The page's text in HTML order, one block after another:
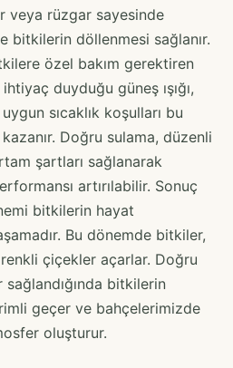
veya rüzgar sayesinde
bitkilerin döllenmesi sağlanır.
özel bakım gerektiren
duyduğu güneş ışığı,
sıcaklık koşulları bu
Doğru sulama, düzenli
şartları sağlanarak
artırılabilir. Sonuç
bitkilerin hayat
Bu dönemde bitkiler,
çiçekler açarlar. Doğru
bitkilerin
geçer ve bahçelerimizde
oluşturur.